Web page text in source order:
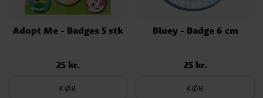
Adopt Me - Badges 5 stk
Pris: 25 kr.
25 kr.
KØB
Bluey - Badge 6 cm
Pris: 25 kr.
25 kr.
KØB